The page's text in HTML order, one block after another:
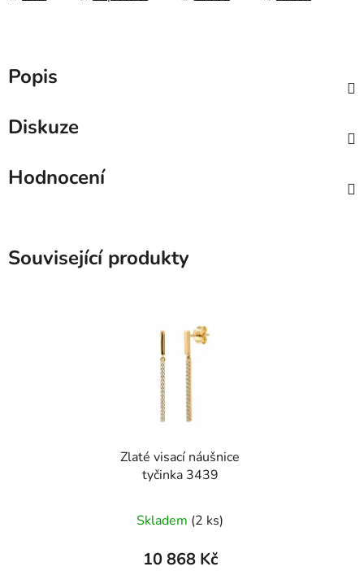
Popis
Diskuze
Hodnocení
Související produkty
Zlaté visací náušnice
tyčinka 3439
Skladem (2 ks)
10 868 Kč